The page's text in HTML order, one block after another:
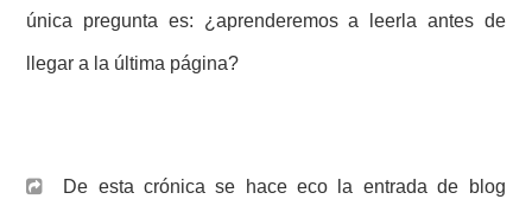
única pregunta es: ¿aprenderemos a leerla antes de
llegar a la última página?
De esta crónica se hace eco la entrada de blog